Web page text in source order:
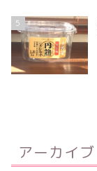
5
アーカイブ